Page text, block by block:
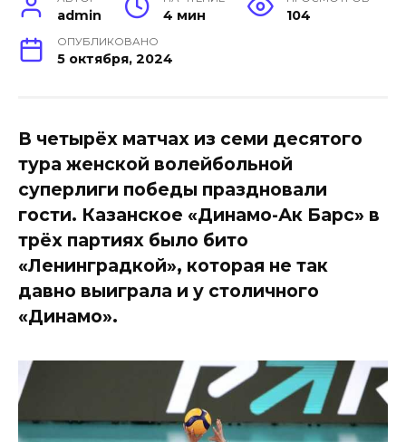
admin 4 мин 104
ОПУБЛИКОВАНО
5 октября, 2024
В четырёх матчах из семи десятого
тура женской волейбольной
суперлиги победы праздновали
гости. Казанское «Динамо-Ак Барс» в
трёх партиях было бито
«Ленинградкой», которая не так
давно выиграла и у столичного
«Динамо».